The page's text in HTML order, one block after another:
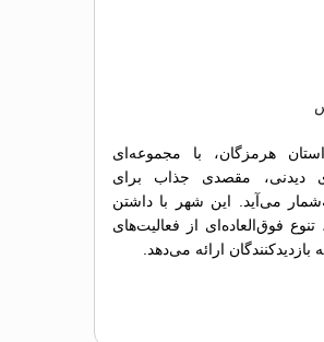
هرمزگان، با مجموعه‌ای
دیدنی، مقصدی جذاب برای
می‌آید. این شهر با داشتن
فوق‌العاده‌ای از فعالیت‌های
ارائه می‌دهد.